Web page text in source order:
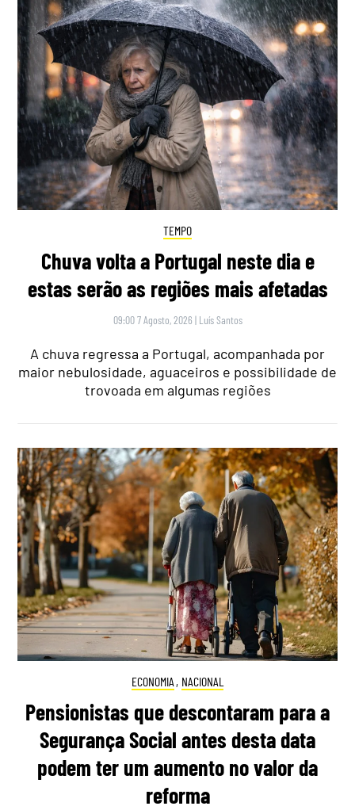
TEMPO
Chuva volta a Portugal neste dia e
estas serão as regiões mais afetadas
09:00 7 Agosto, 2026 | Luís Santos
A chuva regressa a Portugal, acompanhada por
maior nebulosidade, aguaceiros e possibilidade de
trovoada em algumas regiões
ECONOMIA , NACIONAL
Pensionistas que descontaram para a
Segurança Social antes desta data
podem ter um aumento no valor da
reforma